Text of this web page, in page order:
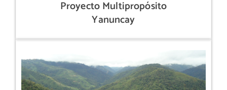
Proyecto Multipropósito
Yanuncay